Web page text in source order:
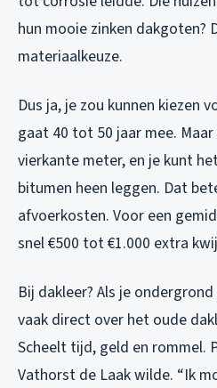
hun mooie zinken dakgoten?
materiaalkeuze.
Dus ja, je zou kunnen kiezen
gaat 40 tot 50 jaar mee.
vierkante meter, en je kunt
bitumen heen leggen. Dat
afvoerkosten. Voor een
snel €500 tot €1.000 extra
Bij dakleer? Als je
vaak direct over het oude
Scheelt tijd, geld en rommel.
Vathorst de Laak wilde. “Ik